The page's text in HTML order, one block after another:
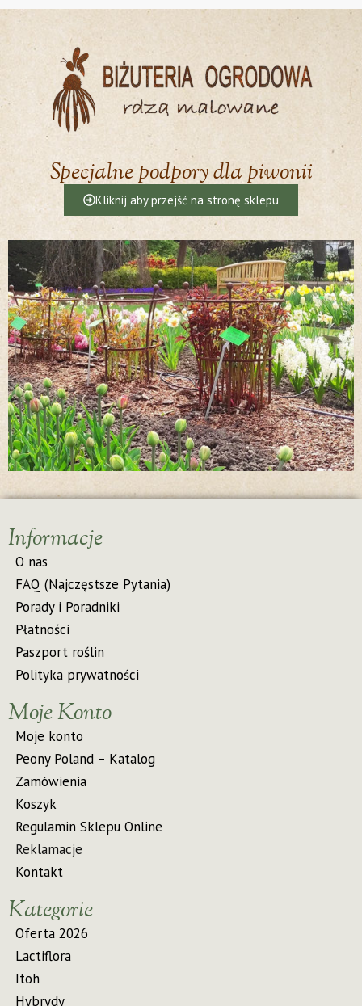
Specjalne podpory dla piwonii
Kliknij aby przejść na stronę sklepu
Informacje
O nas
FAQ (Najczęstsze Pytania)
Porady i Poradniki
Płatności
Paszport roślin
Polityka prywatności
Moje Konto
Moje konto
Peony Poland – Katalog
Zamówienia
Koszyk
Regulamin Sklepu Online
Reklamacje
Kontakt
Kategorie
Oferta 2026
Lactiflora
Itoh
Hybrydy